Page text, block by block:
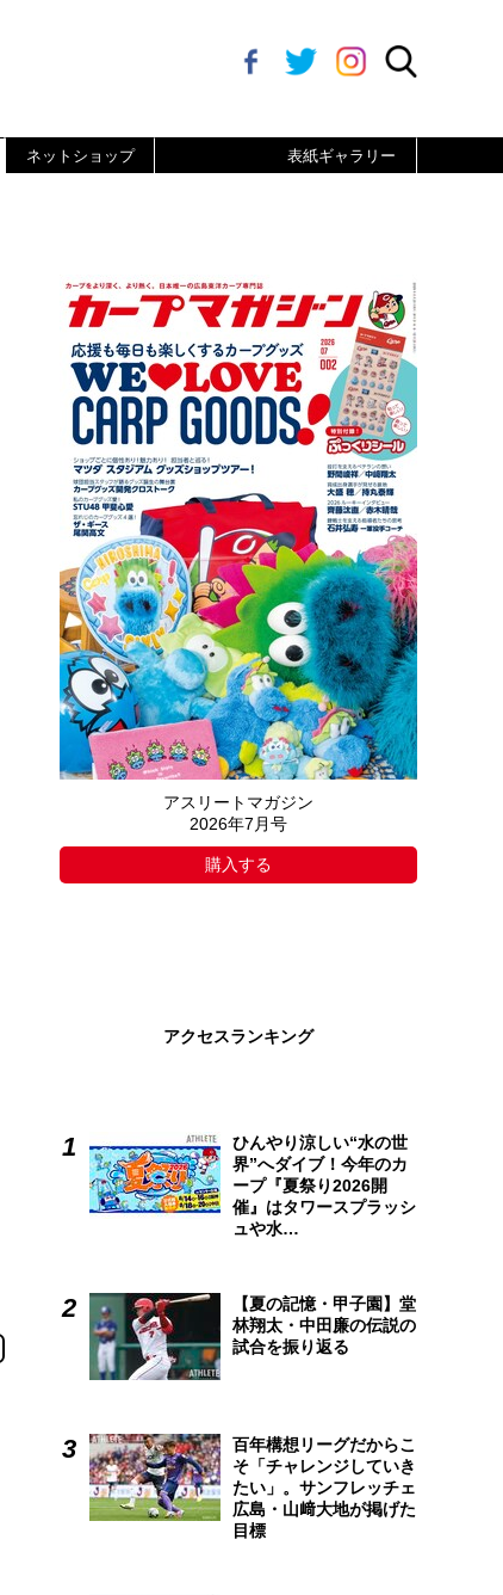
ネットショップ 表紙ギャラリー
アスリートマガジン
2026年7月号
購入する
アクセスランキング
ひんやり涼しい“水の世
界”へダイブ！今年のカ
ープ『夏祭り2026開
催』はタワースプラッシ
ュや水…
【夏の記憶・甲子園】堂
林翔太・中田廉の伝説の
試合を振り返る
百年構想リーグだからこ
そ「チャレンジしていき
たい」。サンフレッチェ
広島・山﨑大地が掲げた
目標